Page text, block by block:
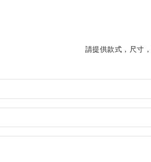
請提供款式，尺寸